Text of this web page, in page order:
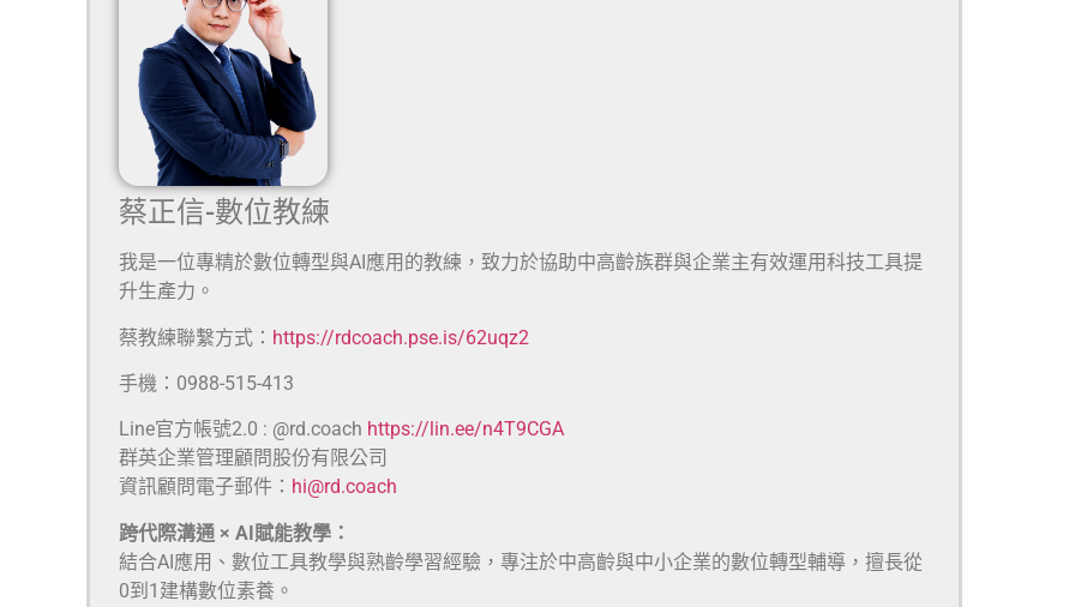
蔡正信-數位教練
我是一位專精於數位轉型與AI應用的教練，致力於協助中高齡族群與企業主有效運用科技工具提
升生產力。
蔡教練聯繫方式： https://rdcoach.pse.is/62uqz2
手機：0988-515-413
Line官方帳號2.0 : @rd.coach https://lin.ee/n4T9CGA
群英企業管理顧問股份有限公司
資訊顧問電子郵件： hi@rd.coach
跨代際溝通 × AI賦能教學：
結合AI應用、數位工具教學與熟齡學習經驗，專注於中高齡與中小企業的數位轉型輔導，擅長從
0到1建構數位素養。